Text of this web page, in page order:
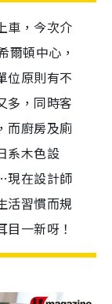
車，今次介
爾頓中心，
位原則有不
多，同時客
而廚房及廁
系木色設
現在設計師
活習慣而規
一新呀！